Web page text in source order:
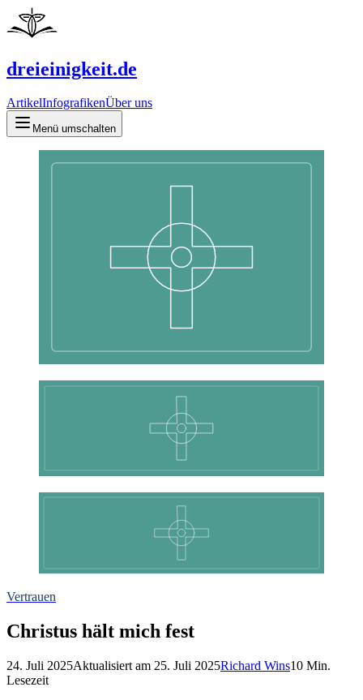
dreieinigkeit.de
ArtikelInfografikenÜber uns
Menü umschalten
Vertrauen
Christus hält mich fest
24. Juli 2025Aktualisiert am 25. Juli 2025Richard Wins10 Min.
Lesezeit